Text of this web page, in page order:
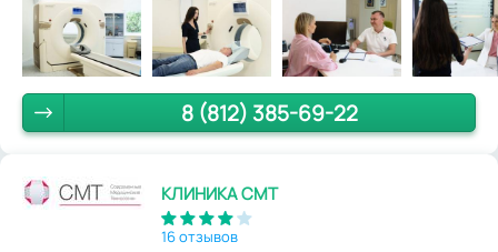
8 (812) 385-69-22
КЛИНИКА СМТ
16 отзывов